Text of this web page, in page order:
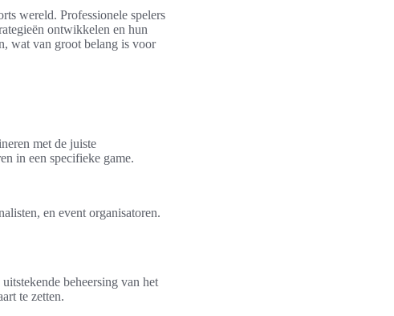
wereld. Professionele spelers
ontwikkelen en hun
wat van groot belang is voor
met de juiste
in een specifieke game.
en event organisatoren.
beheersing van het
te zetten.